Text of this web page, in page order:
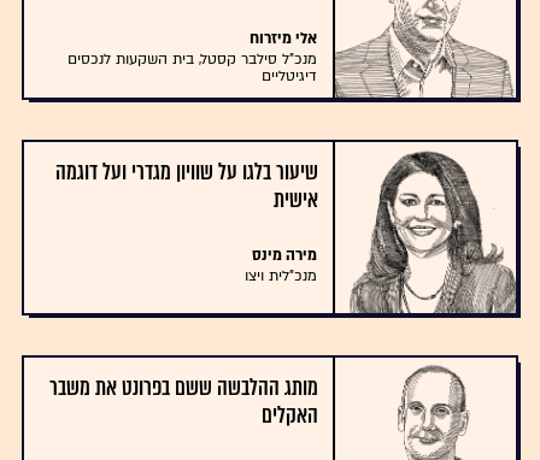
אלי מיזרוח
מנכ"ל סילבר קסטל, בית השקעות לנכסים
דיגיטליים
שיעור בלגו על שוויון מגדרי ועל דוגמה
אישית
מירה מינס
מנכ"לית ויצו
מותג ההלבשה ששם בפרונט את משבר
האקלים